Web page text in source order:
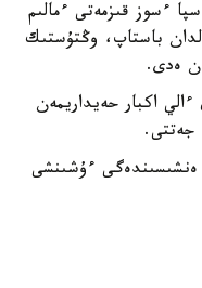
ءسوز قىزمەتى ءمالىم
ەرۇلان ءتۋرنيردى 1/8 فينالدان باستاپ، وڭتۇستىك
اكبار حەيداريمەن
ءۇشىنشى